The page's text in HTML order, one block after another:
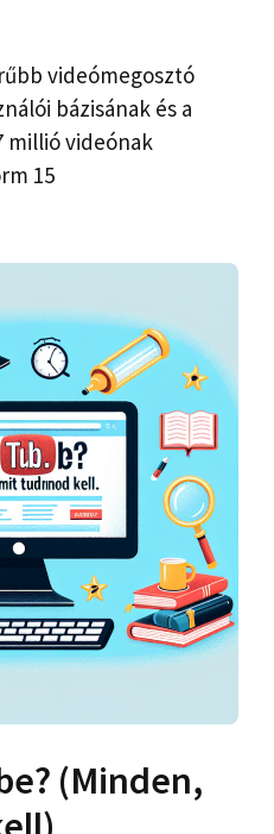
videómegosztó
bázisának és a
millió videónak
15
(Minden,